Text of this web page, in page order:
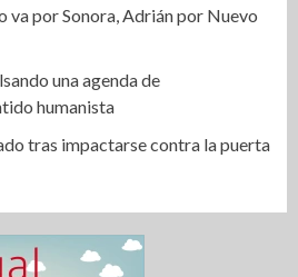
va por Sonora, Adrián por Nuevo
una agenda de
humanista
tras impactarse contra la puerta